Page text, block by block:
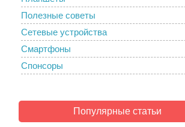
Полезные советы
Сетевые устройства
Смартфоны
Спонсоры
Популярные статьи